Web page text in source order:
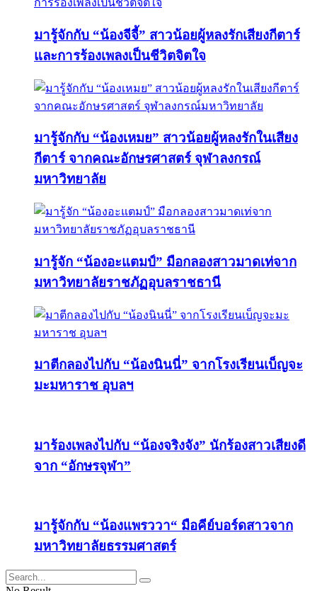
มารู้จักกับ “น้องจีจี้” สาวน้อยผู้หลงรักเสียงกีตาร์
และการร้องเพลงเป็นชีวิตจิตใจ
มารู้จักกับ “น้องเหมย” สาวน้อยผู้หลงรักในเสียง
กีตาร์ จากคณะอักษรศาสตร์ จุฬาลงกรณ์
มหาวิทยาลัย
มารู้จัก “น้องอะแตมป์” มือกลองสาวมาดเท่จาก
มหาวิทยาลัยราชภัฏอุบลราชธานี
มาตีกลองไปกับ “น้องนินนี่” จากโรงเรียนเบ็ญจะ
มะมหาราช อุบลฯ
มาร้องเพลงไปกับ “น้องจริงจัง” นักร้องสาวเสียงดี
จาก “อักษรจุฬา”
มารู้จักกับ “น้องแพรววา“ มือคีย์บอร์ดสาวจาก
มหาวิทยาลัยธรรมศาสตร์